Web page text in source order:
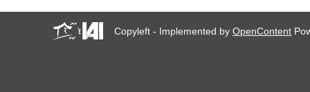
Copyleft - Implemented byOpenContent